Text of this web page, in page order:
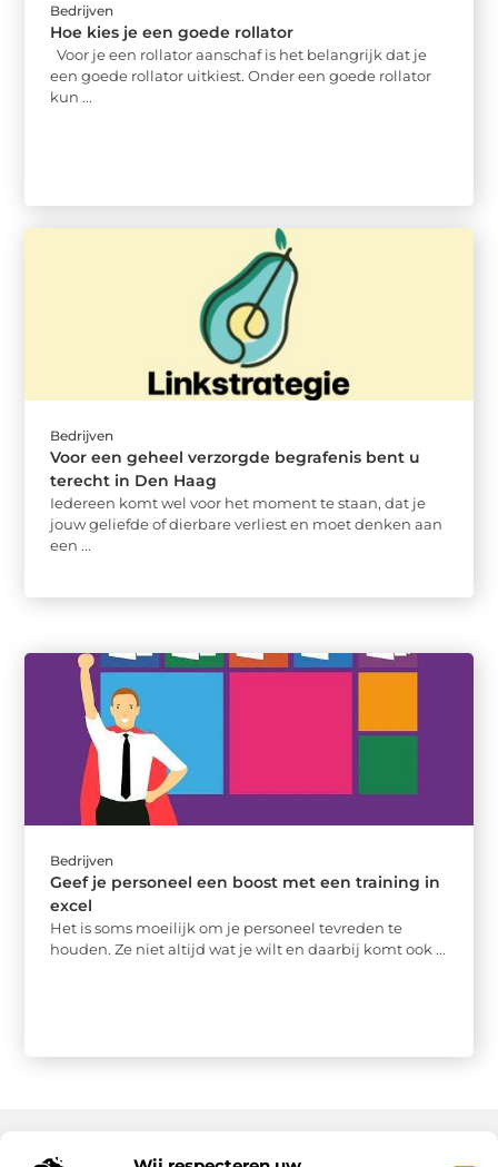
Bedrijven
Hoe kies je een goede rollator
Voor je een rollator aanschaf is het belangrijk dat je
een goede rollator uitkiest. Onder een goede rollator
kun ...
Bedrijven
Voor een geheel verzorgde begrafenis bent u
terecht in Den Haag
Iedereen komt wel voor het moment te staan, dat je
jouw geliefde of dierbare verliest en moet denken aan
een ...
Bedrijven
Geef je personeel een boost met een training in
excel
Het is soms moeilijk om je personeel tevreden te
houden. Ze niet altijd wat je wilt en daarbij komt ook ...